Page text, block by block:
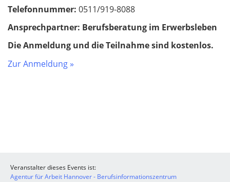
Telefonnummer: 0511/919-8088
Ansprechpartner: Berufsberatung im Erwerbsleben
Die Anmeldung und die Teilnahme sind kostenlos.
Zur Anmeldung »
Veranstalter dieses Events ist:
Agentur für Arbeit Hannover - Berufsinformationszentrum